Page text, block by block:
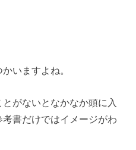
いますよね。
がないとなかなか頭に入
書だけではイメージがわ